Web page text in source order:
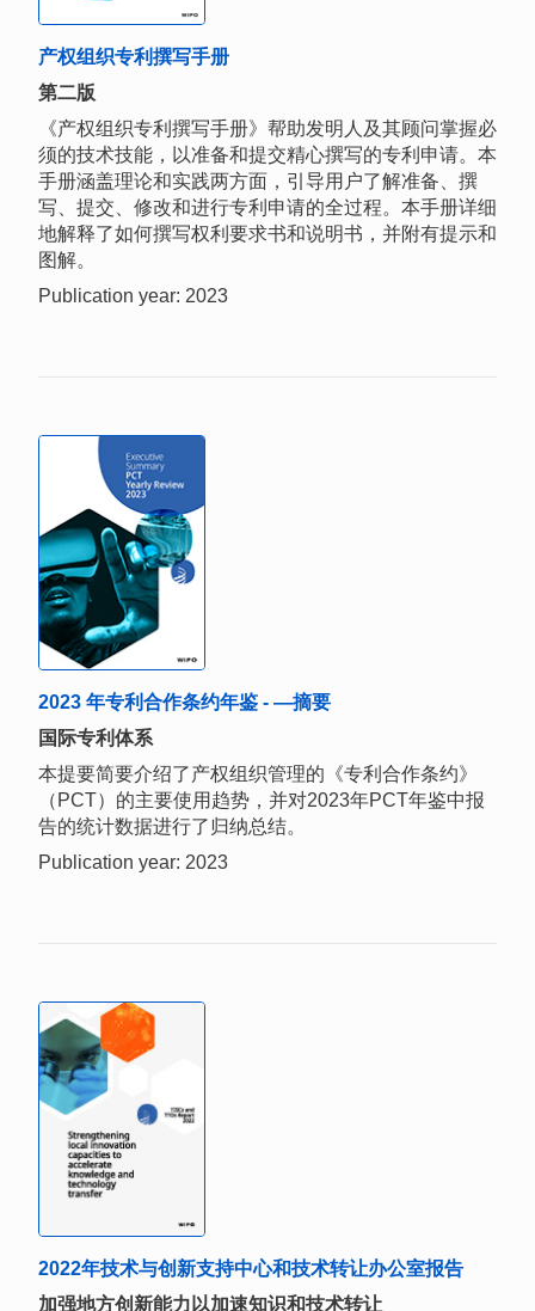
产权组织专利撰写手册
第二版
《产权组织专利撰写手册》帮助发明人及其顾问掌握必
须的技术技能，以准备和提交精心撰写的专利申请。本
手册涵盖理论和实践两方面，引导用户了解准备、撰
写、提交、修改和进行专利申请的全过程。本手册详细
地解释了如何撰写权利要求书和说明书，并附有提示和
图解。
Publication year: 2023
2023 年专利合作条约年鉴 - —摘要
国际专利体系
本提要简要介绍了产权组织管理的《专利合作条约》
（PCT）的主要使用趋势，并对2023年PCT年鉴中报
告的统计数据进行了归纳总结。
Publication year: 2023
2022年技术与创新支持中心和技术转让办公室报告
加强地方创新能力以加速知识和技术转让